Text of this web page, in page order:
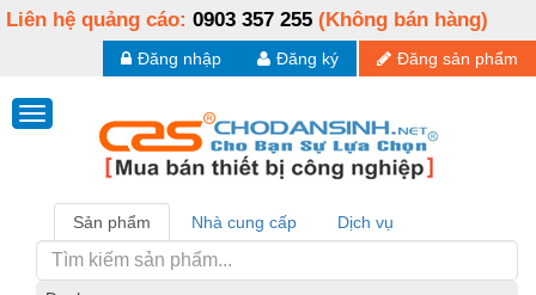
Liên hệ quảng cáo: 0903 357 255 (Không bán hàng)
Đăng sản phẩm
Đăng ký
Đăng nhập
Sản phẩm Nhà cung cấp Dịch vụ